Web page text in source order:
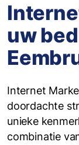
uw
Internet
doordachte
unieke
combinatie